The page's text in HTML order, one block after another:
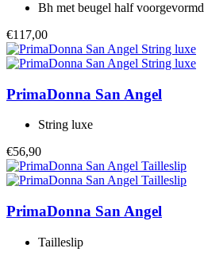
Bh met beugel half voorgevormd
€117,00
PrimaDonna San Angel
String luxe
€56,90
PrimaDonna San Angel
Tailleslip